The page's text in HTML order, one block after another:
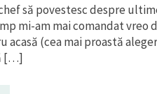
să povestesc despre
mi-am mai comandat
acasă (cea mai proastă
[…]